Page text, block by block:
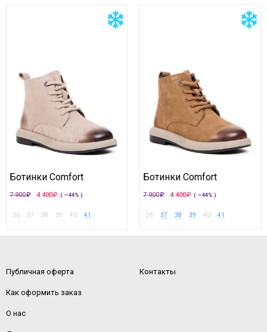
Ботинки Comfort
7 900 4 400 ( —44% )
36 37 38 39 40 41
Ботинки Comfort
7 900 4 400 ( —44% )
36 37 38 39 40 41
Публичная оферта
Как оформить заказ
О нас
Контакты